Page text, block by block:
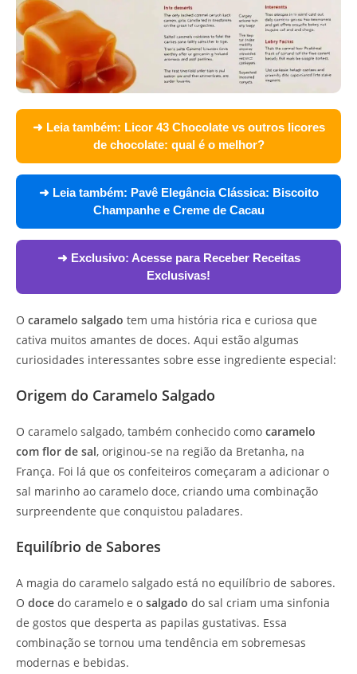
➜ Leia também: Licor 43 Chocolate vs outros licores
de chocolate: qual é o melhor?
➜ Leia também: Pavê Elegância Clássica: Biscoito
Champanhe e Creme de Cacau
➜ Exclusivo: Acesse para Receber Receitas
Exclusivas!
O caramelo salgado tem uma história rica e curiosa que
cativa muitos amantes de doces. Aqui estão algumas
curiosidades interessantes sobre esse ingrediente especial:
Origem do Caramelo Salgado
O caramelo salgado, também conhecido como caramelo
com flor de sal, originou-se na região da Bretanha, na
França. Foi lá que os confeiteiros começaram a adicionar o
sal marinho ao caramelo doce, criando uma combinação
surpreendente que conquistou paladares.
Equilíbrio de Sabores
A magia do caramelo salgado está no equilíbrio de sabores.
O doce do caramelo e o salgado do sal criam uma sinfonia
de gostos que desperta as papilas gustativas. Essa
combinação se tornou uma tendência em sobremesas
modernas e bebidas.